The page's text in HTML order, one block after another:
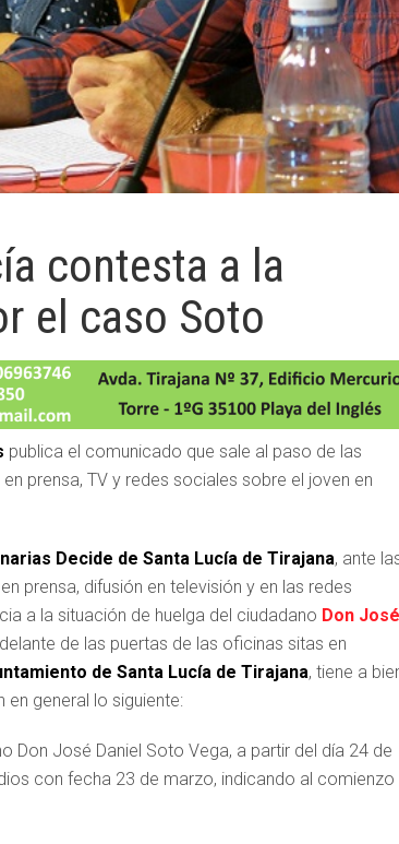
contesta a la
el caso Soto
publica el comunicado que sale al paso de las
prensa, TV y redes sociales sobre el joven en
Decide de Santa Lucía de Tirajana, ante
prensa, difusión en televisión y en las redes
a la situación de huelga del ciudadano Don José
de las puertas de las oficinas sitas en
de Santa Lucía de Tirajana, tiene a
general lo siguiente:
Don José Daniel Soto Vega, a partir del día 24 de
con fecha 23 de marzo, indicando al comienzo